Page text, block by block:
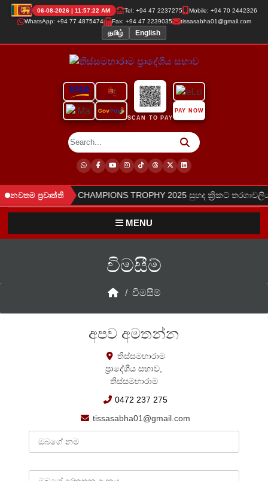
06-08-2026 | 11:57:23 AM Tel: +94 47 2237275
Mobile: +94 70 2442326
WhatsApp: +94 77 4875474
Fax: +94 47 2239035 tissasabha01@gmail.com
தமிழ் English
SCAN TO PAY
PAY NOW
නවතම ප්‍රවෘත්ති
ලදී. ● TPS CHAMPIONS TROPHY 2025 සුහද ක්‍රිකට් තරගාවලිය
MENU
විමසීම්
/ විමසීම්
අපව අමතන්න
තිස්සමහාරාම
ප්‍රාදේශීය සභාව,
තිස්සමහාරාම
0472 237 275
tissasabha01@gmail.com